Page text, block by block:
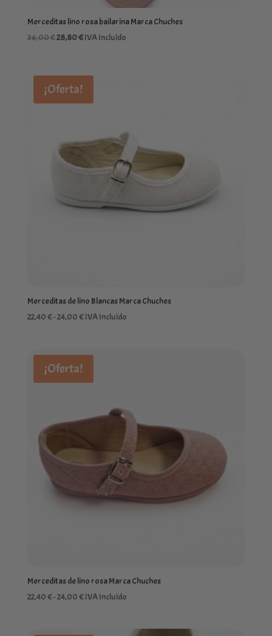
Merceditas lino rosa bailarina Marca Chuches
36,00€El
era:
36,00 €.
28,80€El
es:
IVA Incluído
¡Oferta!
Merceditas de lino Blancas Marca Chuches
22,40€-24,00€Rango
desde
hasta
IVA Incluído
¡Oferta!
Merceditas de lino rosa Marca Chuches
22,40€-24,00€Rango
IVA Incluído